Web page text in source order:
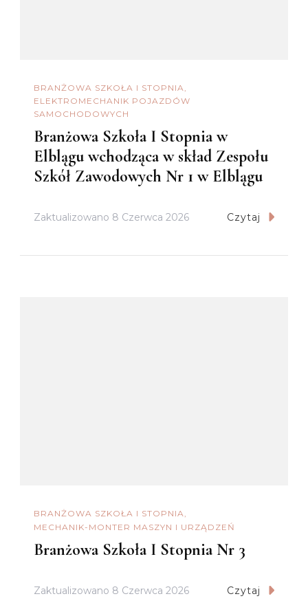
BRANŻOWA SZKOŁA I STOPNIA
ELEKTROMECHANIK POJAZDÓW
SAMOCHODOWYCH
Branżowa Szkoła I Stopnia w
Elblągu wchodząca w skład Zespołu
Szkół Zawodowych Nr 1 w Elblągu
Zaktualizowano 8 Czerwca 2026 Czytaj
BRANŻOWA SZKOŁA I STOPNIA
MECHANIK-MONTER MASZYN I URZĄDZEŃ
Branżowa Szkoła I Stopnia Nr 3
Zaktualizowano 8 Czerwca 2026 Czytaj